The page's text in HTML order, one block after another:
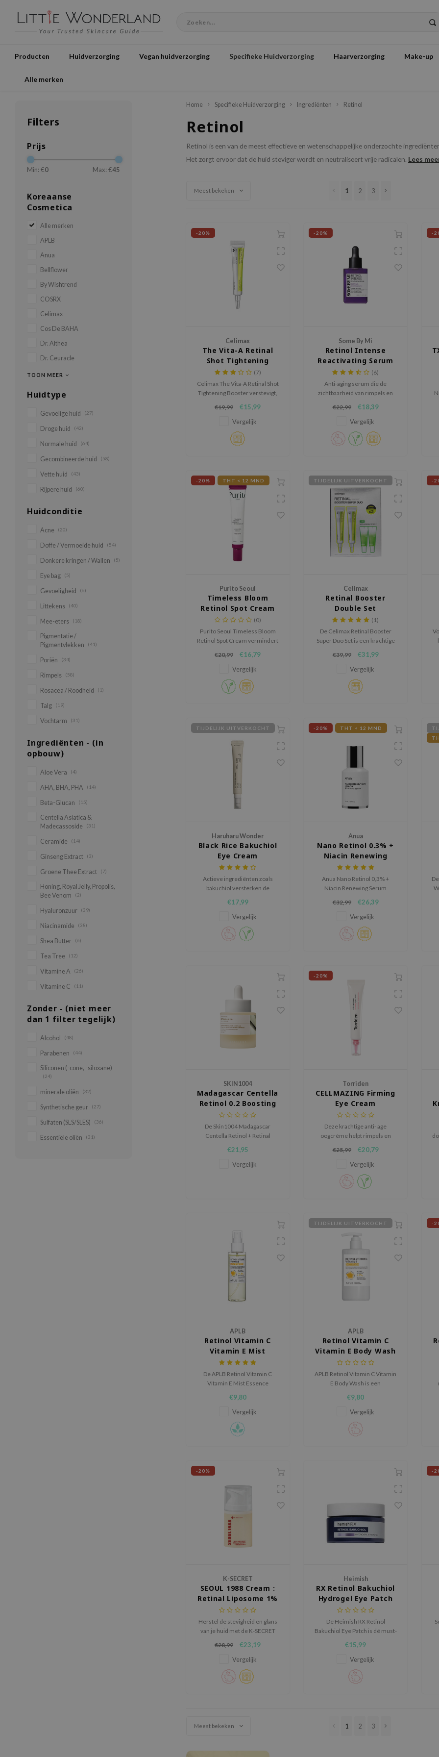
Producten Huidverzorging Vegan huidverzorging Specifieke Huidverzorging Haarverzorging Make-up
Alle merken
Filters
Prijs
Min: €0 Max: €45
Koreaanse
Cosmetica
Alle merken
APLB
Anua
Bellflower
By Wishtrend
COSRX
Celimax
Cos De BAHA
Dr. Althea
Dr. Ceuracle
TOON MEER
Huidtype
Gevoelige huid (27)
Droge huid (42)
Normale huid (64)
Gecombineerde huid (58)
Vette huid (43)
Rijpere huid (60)
Huidconditie
Acne (20)
Doffe / Vermoeide huid (54)
Donkere kringen / Wallen (5)
Eye bag (5)
Gevoeligheid (6)
Littekens (40)
Mee-eters (18)
Pigmentatie /
Pigmentvlekken
(41)
Poriën (34)
Rimpels (58)
Rosacea / Roodheid (1)
Talg (19)
Vochtarm (31)
Ingrediënten - (in
opbouw)
Aloe Vera (4)
AHA, BHA, PHA (14)
Beta-Glucan (15)
Centella Asiatica &
Madecassoside
(31)
Ceramide (14)
Ginseng Extract (3)
Groene Thee Extract (7)
Honing, Royal Jelly, Propolis,
Bee Venom
(2)
Hyaluronzuur (39)
Niacinamide (38)
Shea Butter (6)
Tea Tree (12)
Vitamine A (26)
Vitamine C (11)
Zonder - (niet meer
dan 1 filter tegelijk)
Alcohol (48)
Parabenen (44)
Siliconen (-cone, -siloxane)
(24)
minerale oliën (32)
Synthetische geur (27)
Sulfaten (SLS/SLES) (36)
Essentiële oliën (31)
Home Specifieke Huidverzorging Ingrediënten Retinol
Retinol
Retinol is een van de meest effectieve en wetenschappelijke onderzochte
Het zorgt ervoor dat de huid steviger wordt en neutraliseert vrije radicalen. Lees
Meest bekeken 1 2 3
-20%
Celimax
The Vita-A Retinal
Shot Tightening
Booster (7)
Celimax The Vita-A Retinal Shot
Tightening Booster verstevigt,
elasticiteit. Met 0,1% nano-
retinal, MATRIXYL® 3000 en A-
Shot™, stimuleert collageen,
verfijnt textuur en hydrateert
€19,99 €15,99
Vergelijk
-20%
Some By Mi
Retinol Intense
Reactivating Serum
(6)
Anti-aging serum die de
zichtbaarheid van rimpels en
beschadigde huid herstelt.
Verstevigt en revitaliseert de
huid en laat het zacht
aanvoelen.
€22,99 €18,39
Vergelijk
-
-20% THT < 12 MND
Purito Seoul
Timeless Bloom
Retinol Spot Cream
(0)
Purito Seoul Timeless Bloom
Retinol Spot Cream vermindert
en verbetert de huidtextuur.
€20,99 €16,79
Vergelijk
TIJDELIJK UITVERKOCHT
Celimax
Retinal Booster
Double Set
(1)
De Celimax Retinal Booster
Super Duo Set is een krachtige
set die tekenen van
huidveroudering, verlies van
stevigheid, een ongelijkmatige
huidstructuur en vergrote
€39,99 €31,99
Vergelijk
-
TIJDELIJK UITVERKOCHT
Haruharu Wonder
Black Rice Bakuchiol
Eye Cream
Actieve ingrediënten zoals
bakuchiol versterken de
door fijne lijntjes te
verminderen, de elasticiteit van
de huid te verbeteren en diep te
hydrateren.
€17,99
Vergelijk
-20% THT < 12 MND
Anua
Nano Retinol 0.3% +
Niacin Renewing
Serum
Anua Nano Retinol 0,3% +
Niacin Renewing Serum
Niacinamide voor anti-aging en
verhelderende effecten.
€32,99 €26,39
Vergelijk
SKIN1004
Madagascar Centella
Retinol 0.2 Boosting
Shot Ampoule
De Skin1004 Madagascar
Centella Retinol + Retinal
krachtige anti-aging ampul die
de huidelasticiteit zichtbaar
€21,95
Vergelijk
-20%
Torriden
CELLMAZING Firming
Eye Cream
Deze krachtige anti- age
oogcrème helpt rimpels en
verminderen.
€25,99 €20,79
Vergelijk
APLB
Retinol Vitamin C
Vitamin E Mist
Essence
De APLB Retinol Vitamin C
Vitamin E Mist Essence
revitaliseert de huid met 19,4%
Retinol Vita CEN en Centella
Asiatica.
€9,80
Vergelijk
TIJDELIJK UITVERKOCHT
APLB
Retinol Vitamin C
Vitamin E Body Wash
APLB Retinol Vitamin C Vitamin
E Body Wash is een
huid tijdens het reinigen actief
ondersteunt en helpt haar
natuurlijke balans te behouden.
€9,80
Vergelijk
-
-20%
K-SECRET
SEOUL 1988 Cream :
Retinal Liposome 1%
+ Fermented Rice
Herstel de stevigheid en glans
van je huid met de K-SECRET
Liposoom 1% +
Gefermenteerde Rijst, een
krachtige anti-aging crème die
fijne lijntjes vermindert, de
€28,99 €23,19
Vergelijk
Heimish
RX Retinol Bakuchiol
Hydrogel Eye Patch
De Heimish RX Retinol
Bakuchiol Eye Patch is dé must-
oogopslag. Deze geavanceerde
hydrogel patches zijn verrijkt
met retinol en bakuchiol om
fijne lijntjes en kraaienpootjes
€15,99
Vergelijk
-
Meest bekeken 1 2 3